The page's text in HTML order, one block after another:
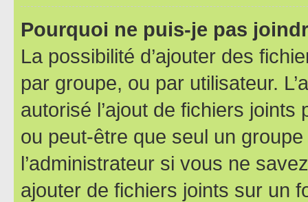
Pourquoi ne puis-je pas
La possibilité d’ajouter des
par groupe, ou par utilisateur.
autorisé l’ajout de fichiers
ou peut-être que seul un
l’administrateur si vous ne
ajouter de fichiers joints sur un